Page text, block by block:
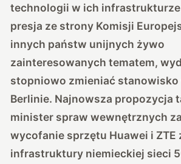
technologii w ich
presja ze strony Komisji
innych państw unijnych żywo
zainteresowanych tematem,
stopniowo zmieniać stanowisko
Berlinie. Najnowsza propozycja
minister spraw wewnętrznych
wycofanie sprzętu Huawei i ZTE
infrastruktury niemieckiej sieci